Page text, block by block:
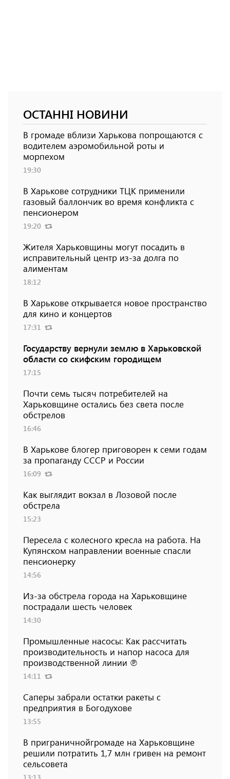
ОСТАННІ НОВИНИ
В громаде вблизи Харькова попрощаются с
водителем аэромобильной роты и
морпехом
19:30
В Харькове сотрудники ТЦК применили
газовый баллончик во время конфликта с
пенсионером
19:20
Жителя Харьковщины могут посадить в
исправительный центр из-за долга по
алиментам
18:12
В Харькове открывается новое пространство
для кино и концертов
17:31
Государству вернули землю в Харьковской
области со скифским городищем
17:15
Почти семь тысяч потребителей на
Харьковщине остались без света после
обстрелов
16:46
В Харькове блогер приговорен к семи годам
за пропаганду СССР и России
16:09
Как выглядит вокзал в Лозовой после
обстрела
15:23
Пересела с колесного кресла на работа. На
Купянском направлении военные спасли
пенсионерку
14:56
Из-за обстрела города на Харьковщине
пострадали шесть человек
14:30
Промышленные насосы: Как рассчитать
производительность и напор насоса для
производственной линии ℗
14:11
Саперы забрали остатки ракеты с
предприятия в Богодухове
13:55
В приграничнойгромаде на Харьковщине
решили потратить 1,7 млн ​​гривен на ремонт
сельсовета